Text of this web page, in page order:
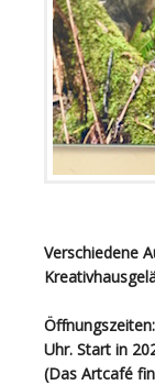
Verschiedene
Uhr. Start in
(Das Artcafé